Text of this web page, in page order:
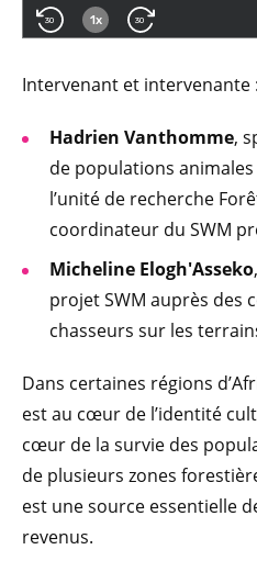
Intervenant et intervenante :
Hadrien Vanthomme,
de populations
l’unité de recherche
coordinateur du SWM
Micheline Elogh'Asseko
projet SWM auprès des
chasseurs sur les
Dans certaines régions
est au cœur de l’identité
cœur de la survie des
de plusieurs zones
est une source essentielle
revenus.